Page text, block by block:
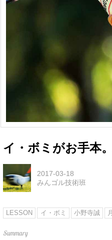
イ・ボミがお手本
2017-03-18
みんゴル技術班
LESSON イ・ボミ 小野寺誠